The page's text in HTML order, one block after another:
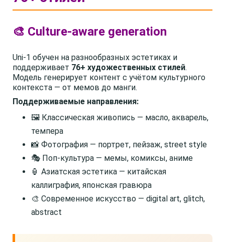
🎨 Culture-aware generation
Uni-1 обучен на разнообразных эстетиках и
поддерживает 76+ художественных стилей.
Модель генерирует контент с учётом культурного
контекста — от мемов до манги.
Поддерживаемые направления:
🖼️ Классическая живопись — масло, акварель,
темпера
📸 Фотография — портрет, пейзаж, street style
🎭 Поп-культура — мемы, комиксы, аниме
🏮 Азиатская эстетика — китайская
каллиграфия, японская гравюра
🎨 Современное искусство — digital art, glitch,
abstract